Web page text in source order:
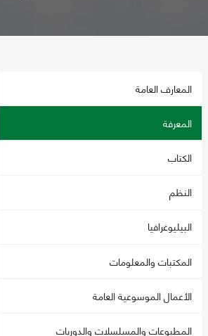
المعارف العامة
المعرفة
الكتاب
النظم
البيليوغرافيا
المكتبات والمعلومات
الأعمال الموسوعية العامة
المطبوعات والمسلسلات والدوريات